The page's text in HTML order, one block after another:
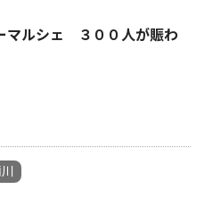
マルシェ ３００人が賑わ